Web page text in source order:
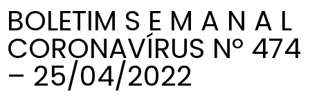
BOLETIM S E M A N A L
CORONAVÍRUS Nº 474
– 25/04/2022